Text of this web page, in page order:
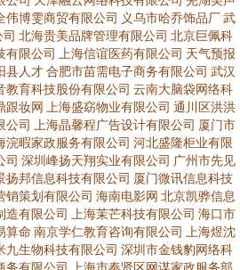
伟博雯商贸有限公司 义乌市哈乔饰品厂武
北海贵美品牌管理有限公司 北京巨佩科
有限公司 上海信谊医药有限公司 天气预报
县人才合肥市苗需电子商务有限公司 武汉
教育科技股份有限公司 云南大脑袋网络科
跟妆网 上海盛窈物业有限公司 通川区洪洪
公司 上海晶馨程广告设计有限公司 厦门市
浣暇家政服务有限公司 河北盛隆柜业有限
司 深圳峰扬天翔实业有限公司 广州市先见
扬邦信息科技有限公司 厦门微讯信息科技
销策划有限公司 海南电影网 北京凯骅信息
造有限公司 上海茉芒科技有限公司 海口市
算命 南京学仁教育咨询有限公司
上海煜沈
九生物科技有限公司 深圳市金钱豹网络科
务有限公司 上海市奉贤区网谋家政服务部